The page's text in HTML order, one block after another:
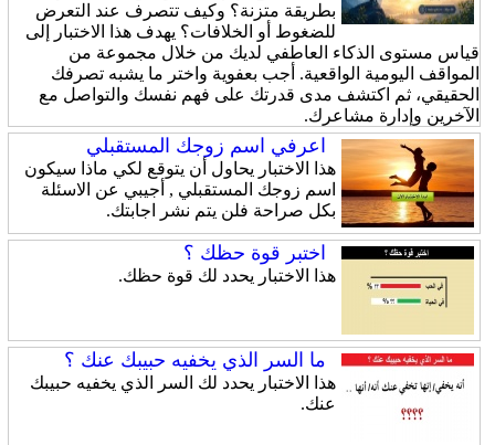
بطريقة متزنة؟ وكيف تتصرف عند التعرض
للضغوط أو الخلافات؟ يهدف هذا الاختبار إلى
قياس مستوى الذكاء العاطفي لديك من خلال مجموعة من
المواقف اليومية الواقعية. أجب بعفوية واختر ما يشبه تصرفك
الحقيقي، ثم اكتشف مدى قدرتك على فهم نفسك والتواصل مع
الآخرين وإدارة مشاعرك.
اعرفي اسم زوجك المستقبلي
هذا الاختبار يحاول أن يتوقع لكي ماذا سيكون
اسم زوجك المستقبلي , أجيبي عن الاسئلة
بكل صراحة فلن يتم نشر اجابتك.
اختبر قوة حظك ؟
هذا الاختبار يحدد لك قوة حظك.
ما السر الذي يخفيه حبيبك عنك ؟
هذا الاختبار يحدد لك السر الذي يخفيه حبيبك
عنك.